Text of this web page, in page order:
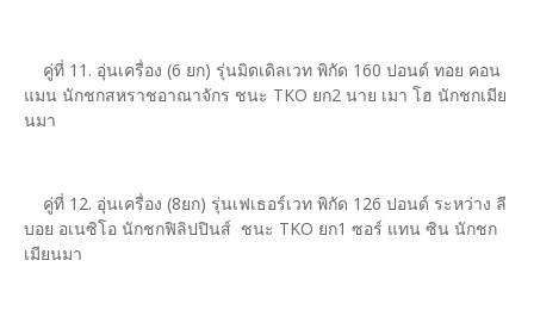
คู่ที่ 11. อุ่นเครื่อง (6 ยก) รุ่นมิดเดิลเวท พิกัด 160 ปอนด์ ทอย คอน
แมน นักชกสหราชอาณาจักร ชนะ TKO ยก2 นาย เมา โฮ นักชกเมีย
นมา
คู่ที่ 12. อุ่นเครื่อง (8ยก) รุ่นเฟเธอร์เวท พิกัด 126 ปอนด์ ระหว่าง ลี
บอย อเนซิโอ นักชกฟิลิปปินส์ ชนะ TKO ยก1 ซอร์ แทน ซิน นักชก
เมียนมา